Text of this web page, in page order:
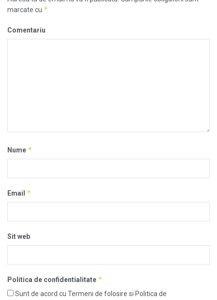
marcate cu *
Comentariu
Nume *
Email *
Sit web
Politica de confidentialitate *
Sunt de acord cu Termeni de folosire si Politica de